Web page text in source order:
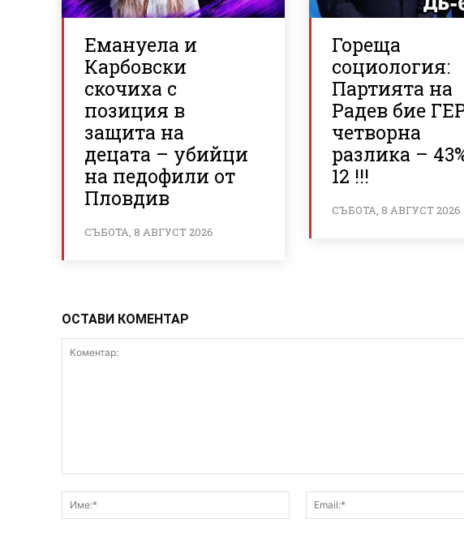
Емануела и
Карбовски
скочиха с
позиция в
защита на
децата – убийци
на педофили от
Пловдив
СЪБОТА, 8 АВГУСТ 2026
Гореща
социология:
Партията на
Радев бие
четворна
разлика –
12 !!!
СЪБОТА, 8 АВГУСТ 2026
ОСТАВИ КОМЕНТАР
Име:*